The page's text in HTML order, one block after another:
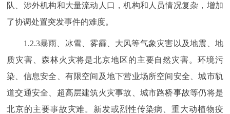
队、涉外机构和大量流动人口，机构和人员情况复杂，增加
了协调处置突发事件的难度。
1.2.3暴雨、冰雪、雾霾、大风等气象灾害以及地震、地
质灾害、森林火灾将是北京地区的主要自然灾害。环境污
染、信息安全、有限空间及地下营业场所空间安全、城市轨
道交通安全、超高层建筑火灾事故、城市路桥事故等仍将是
北京的主要事故灾难。新发或烈性传染病、重大动植物疫